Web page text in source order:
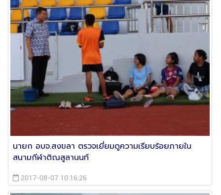
นายก อบจ.สงขลา ตรวจเยี่ยมดูความเรียบร้อยภายใน
สนามกีฬาติณสูลานนท์
2017-08-07 10:16:26